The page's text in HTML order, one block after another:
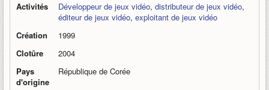
Activités Développeur de jeux vidéo, distributeur de jeux vidéo,
éditeur de jeux vidéo, exploitant de jeux vidéo
Création
1999
Clotûre
2004
Pays
d'origine
République de Corée